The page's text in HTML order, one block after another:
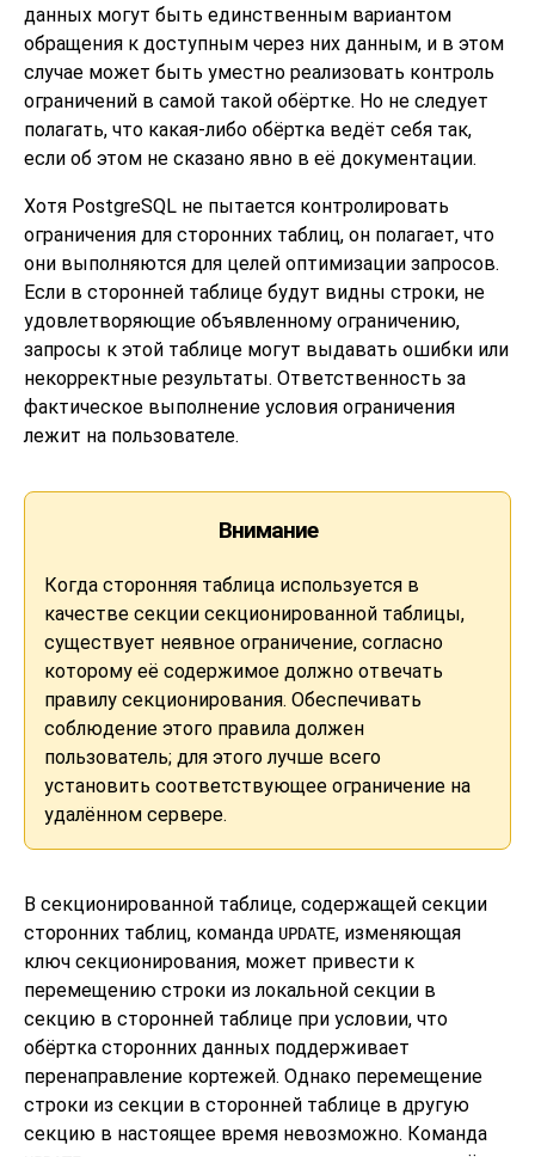
данных могут быть единственным вариантом
обращения к доступным через них данным, и в этом
случае может быть уместно реализовать контроль
ограничений в самой такой обёртке. Но не следует
полагать, что какая-либо обёртка ведёт себя так,
если об этом не сказано явно в её документации.
Хотя PostgreSQL не пытается контролировать
ограничения для сторонних таблиц, он полагает, что
они выполняются для целей оптимизации запросов.
Если в сторонней таблице будут видны строки, не
удовлетворяющие объявленному ограничению,
запросы к этой таблице могут выдавать ошибки или
некорректные результаты. Ответственность за
фактическое выполнение условия ограничения
лежит на пользователе.
Внимание
Когда сторонняя таблица используется в
качестве секции секционированной таблицы,
существует неявное ограничение, согласно
которому её содержимое должно отвечать
правилу секционирования. Обеспечивать
соблюдение этого правила должен
пользователь; для этого лучше всего
установить соответствующее ограничение на
удалённом сервере.
В секционированной таблице, содержащей секции
сторонних таблиц, команда UPDATE, изменяющая
ключ секционирования, может привести к
перемещению строки из локальной секции в
секцию в сторонней таблице при условии, что
обёртка сторонних данных поддерживает
перенаправление кортежей. Однако перемещение
строки из секции в сторонней таблице в другую
секцию в настоящее время невозможно. Команда